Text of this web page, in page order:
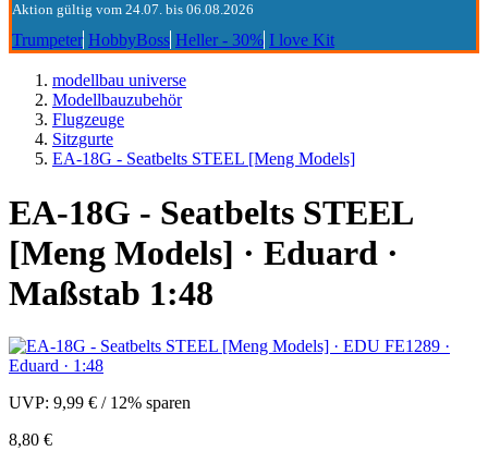
Aktion gültig vom 24.07. bis 06.08.2026
Trumpeter HobbyBoss Heller - 30% I love Kit
modellbau universe
Modellbauzubehör
Flugzeuge
Sitzgurte
EA-18G - Seatbelts STEEL [Meng Models]
EA-18G - Seatbelts STEEL
[Meng Models] · Eduard ·
Maßstab 1:48
UVP: 9,99 € / 12% sparen
8,80 €